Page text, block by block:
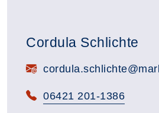
Cordula Schlichte
E-Mail:
Telefon:
06421 201-1386